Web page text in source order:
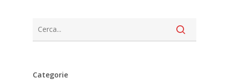
Categorie